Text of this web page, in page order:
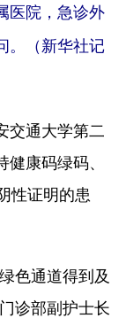
院，急诊外
（新华社记
通大学第二
康码绿码、
性证明的患
色通道得到及
诊部副护士长